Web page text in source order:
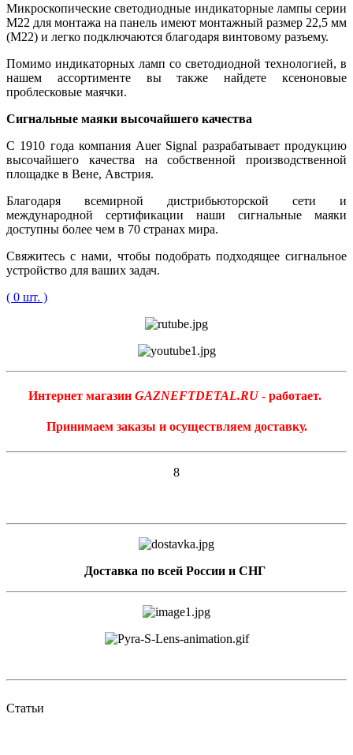
Микроскопические светодиодные индикаторные лампы серии
M22 для монтажа на панель имеют монтажный размер 22,5 мм
(M22) и легко подключаются благодаря винтовому разъему.
Помимо индикаторных ламп со светодиодной технологией, в
нашем ассортименте вы также найдете ксеноновые
проблесковые маячки.
Сигнальные маяки высочайшего качества
С 1910 года компания Auer Signal разрабатывает продукцию
высочайшего качества на собственной производственной
площадке в Вене, Австрия.
Благодаря всемирной дистрибьюторской сети и
международной сертификации наши сигнальные маяки
доступны более чем в 70 странах мира.
Свяжитесь с нами, чтобы подобрать подходящее сигнальное
устройство для ваших задач.
( 0 шт. )
Интернет магазин GAZNEFTDETAL.RU- работает.
Принимаем заказы и осуществляем доставку.
8
Доставка по всей России и СНГ
Статьи